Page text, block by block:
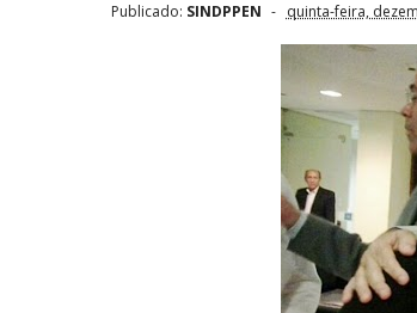
Publicado: SINDPPEN quinta-feira,